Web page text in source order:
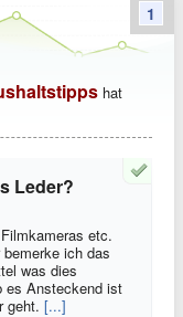
hat
Leder?
etc.
ich das
was dies
es Ansteckend ist
geht. [...]
1